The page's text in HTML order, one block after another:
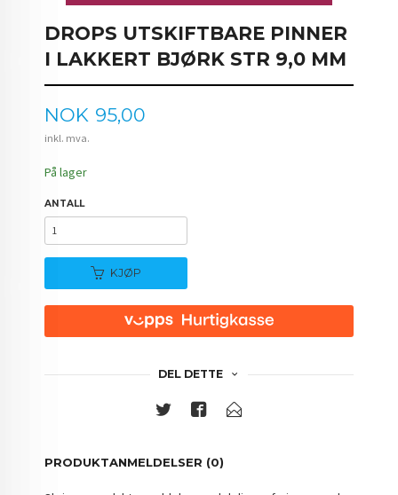
DROPS UTSKIFTBARE PINNER
I LAKKERT BJØRK STR 9,0 MM
Pris
NOK 95,00
inkl. mva.
På lager
ANTALL
KJØP
DEL DETTE
PRODUKTANMELDELSER (0)